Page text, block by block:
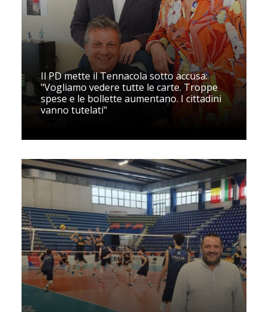
Il PD mette il Tennacola sotto accusa:
"Vogliamo vedere tutte le carte. Troppe
spese e le bollette aumentano. I cittadini
vanno tutelati"